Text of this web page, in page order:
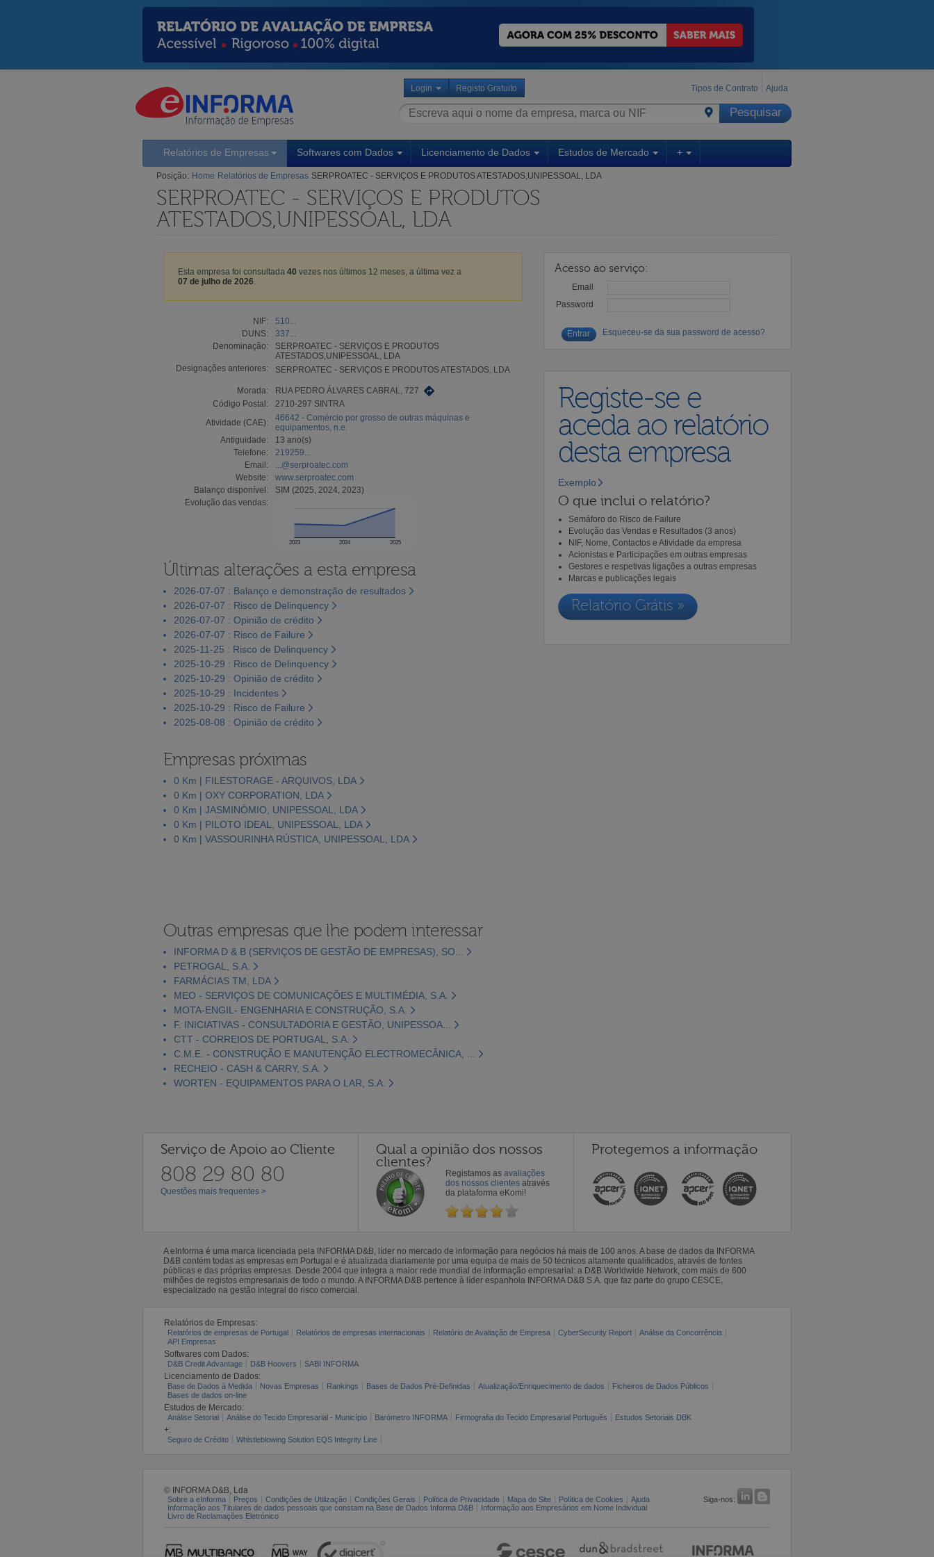
Login Registo Gratuito Tipos de Contrato Ajuda
Relatórios de Empresas Softwares com Dados Licenciamento de Dados Estudos de Mercado +
Posição: Home Relatórios de Empresas SERPROATEC - SERVIÇOS E PRODUTOS ATESTADOS,UNIPESSOAL, LDA
SERPROATEC - SERVIÇOS E PRODUTOS
ATESTADOS,UNIPESSOAL, LDA
Esta empresa foi consultada 40 vezes nos últimos 12 meses, a última vez a
07 de julho de 2026
NIF:
510...
DUNS:
337...
Denominação:
SERPROATEC - SERVIÇOS E PRODUTOS
ATESTADOS,UNIPESSOAL, LDA
Designações anteriores:
SERPROATEC - SERVIÇOS E PRODUTOS ATESTADOS, LDA
Morada:
RUA PEDRO ÁLVARES CABRAL, 727
Código Postal:
2710-297 SINTRA
Atividade (CAE):
46642 - Comércio por grosso de outras máquinas e
equipamentos, n.e.
Antiguidade:
13 ano(s)
Telefone:
219259...
Email:
...@serproatec.com
Website:
www.serproatec.com
Balanço disponível:
SIM (2025, 2024, 2023)
Evolução das vendas:
2023 2024 2025
Últimas alterações a esta empresa
2026-07-07 : Balanço e demonstração de resultados
2026-07-07 : Risco de Delinquency
2026-07-07 : Opinião de crédito
2026-07-07 : Risco de Failure
2025-11-25 : Risco de Delinquency
2025-10-29 : Risco de Delinquency
2025-10-29 : Opinião de crédito
2025-10-29 : Incidentes
2025-10-29 : Risco de Failure
2025-08-08 : Opinião de crédito
Empresas próximas
0 Km | FILESTORAGE - ARQUIVOS, LDA
0 Km | OXY CORPORATION, LDA
0 Km | JASMINÓMIO, UNIPESSOAL, LDA
0 Km | PILOTO IDEAL, UNIPESSOAL, LDA
0 Km | VASSOURINHA RÚSTICA, UNIPESSOAL, LDA
Acesso ao serviço:
Email
Password
Esqueceu-se da sua password de acesso?
Registe-se e
aceda ao relatório
desta empresa
Exemplo
O que inclui o relatório?
Semáforo do Risco de Failure
Evolução das Vendas e Resultados (3 anos)
NIF, Nome, Contactos e Atividade da empresa
Acionistas e Participações em outras empresas
Gestores e respetivas ligações a outras empresas
Marcas e publicações legais
Relatório Grátis »
Outras empresas que lhe podem interessar
INFORMA D & B (SERVIÇOS DE GESTÃO DE EMPRESAS), SO...
PETROGAL, S.A.
FARMÁCIAS TM, LDA
MEO - SERVIÇOS DE COMUNICAÇÕES E MULTIMÉDIA, S.A.
MOTA-ENGIL- ENGENHARIA E CONSTRUÇÃO, S.A.
F. INICIATIVAS - CONSULTADORIA E GESTÃO, UNIPESSOA...
CTT - CORREIOS DE PORTUGAL, S.A.
C.M.E. - CONSTRUÇÃO E MANUTENÇÃO ELECTROMECÂNICA, ...
RECHEIO - CASH & CARRY, S.A.
WORTEN - EQUIPAMENTOS PARA O LAR, S.A.
Serviço de Apoio ao Cliente
808 29 80 80
Questões mais frequentes >
Qual a opinião dos nossos
clientes?
Registamos as avaliações
dos nossos clientes através
da plataforma eKomi!
Protegemos a informação
A eInforma é uma marca licenciada pela INFORMA D&B, líder no mercado de informação para negócios há mais de 100 anos. A base de dados da INFORMA
D&B contém todas as empresas em Portugal e é atualizada diariamente por uma equipa de mais de 50 técnicos altamente qualificados, através de fontes
públicas e das próprias empresas. Desde 2004 que integra a maior rede mundial de informação empresarial: a D&B Worldwide Network, com mais de 600
milhões de registos empresariais de todo o mundo. A INFORMA D&B pertence à líder espanhola INFORMA D&B S.A. que faz parte do grupo CESCE,
especializado na gestão integral do risco comercial.
Relatórios de Empresas:
Relatórios de empresas de Portugal Relatórios de empresas internacionais Relatório de Avaliação de Empresa CyberSecurity Report
Análise da Concorrência
API Empresas
Softwares com Dados:
D&B Credit Advantage D&B Hoovers SABI INFORMA
Licenciamento de Dados:
Base de Dados à Medida Novas Empresas Rankings Bases de Dados Pré-Definidas Atualização/Enriquecimento de dados
Ficheiros de Dados Públicos
Bases de dados on-line
Estudos de Mercado:
Análise Setorial Análise do Tecido Empresarial - Município Barómetro INFORMA Firmografia do Tecido Empresarial Português Estudos Setoriais DBK
+:
Seguro de Crédito Whistleblowing Solution EQS Integrity Line
© INFORMA D&B, Lda
Sobre a eInforma Preços Condições de Utilização Condições Gerais Política de Privacidade Mapa do Site Política de Cookies Ajuda
Siga-nos:
Informação aos Titulares de dados pessoais que constam na Base de Dados Informa D&B
Informação aos Empresários em Nome Individual
Livro de Reclamações Eletrónico